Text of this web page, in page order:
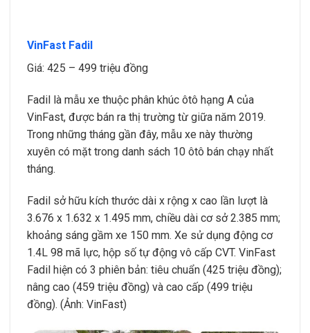
VinFast Fadil
Giá: 425 – 499 triệu đồng
Fadil là mẫu xe thuộc phân khúc ôtô hạng A của
VinFast, được bán ra thị trường từ giữa năm 2019.
Trong những tháng gần đây, mẫu xe này thường
xuyên có mặt trong danh sách 10 ôtô bán chạy nhất
tháng.
Fadil sở hữu kích thước dài x rộng x cao lần lượt là
3.676 x 1.632 x 1.495 mm, chiều dài cơ sở 2.385 mm;
khoảng sáng gầm xe 150 mm. Xe sử dụng động cơ
1.4L 98 mã lực, hộp số tự động vô cấp CVT. VinFast
Fadil hiện có 3 phiên bản: tiêu chuẩn (425 triệu đồng);
nâng cao (459 triệu đồng) và cao cấp (499 triệu
đồng). (Ảnh: VinFast)